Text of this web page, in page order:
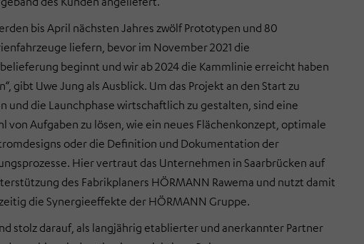
bis April nächsten Jahres zwölf Prototypen und 80
liefern, bevor im November 2021 die
beginnt und wir ab 2024 die Kammlinie erreicht haben
gibt Uwe Jung als Ausblick. Um das Projekt an den Start zu
und die Launchphase wirtschaftlich zu gestalten, sind eine
von Aufgaben zu lösen, wie ein neues Flächenkonzept, optimale
oder die Definition und Dokumentation der
Hier vertraut das Unternehmen in Saarbrücken auf
des Fabrikplaners HÖRMANN Rawema und nutzt damit
die Synergieeffekte der HÖRMANN Gruppe.
stolz darauf, als langjährig etablierter und anerkannter Partner